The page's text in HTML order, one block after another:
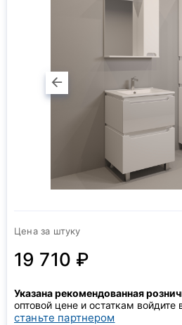
Цена за штуку
19 710 ₽
Указана рекомендованная
оптовой цене и остаткам войдите
станьте партнером